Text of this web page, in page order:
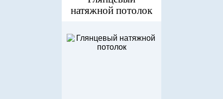
натяжной потолок